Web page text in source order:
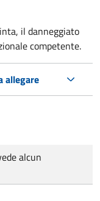
il danneggiato
competente.
allegare
alcun